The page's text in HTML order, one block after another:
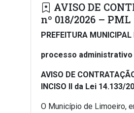
AVISO DE
nº 018/2026 – PML
PREFEITURA MUNICIPAL
processo administrativo
AVISO DE
INCISO II da Lei 14.133/
O Município de Limoeiro,